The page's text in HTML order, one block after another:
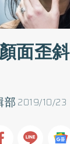
面歪
2019/10/23
部